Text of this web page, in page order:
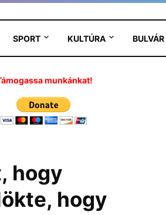
SPORT KULTÚRA BULVÁR
munkánkat!
hogy
hogy